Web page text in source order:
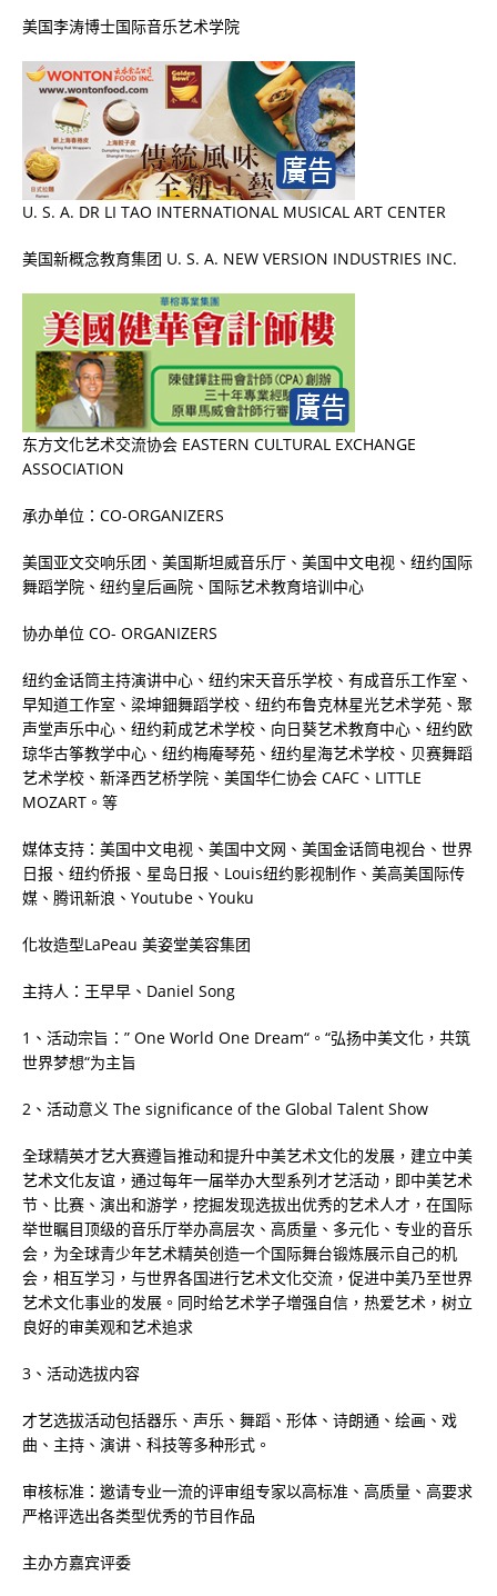
美国李涛博士国际音乐艺术学院
U. S. A. DR LI TAO INTERNATIONAL MUSICAL ART CENTER
美国新概念教育集团 U. S. A. NEW VERSION INDUSTRIES INC.
东方文化艺术交流协会 EASTERN CULTURAL EXCHANGE
ASSOCIATION
承办单位： CO-ORGANIZERS
美国亚文交响乐团、美国斯坦威音乐厅、美国中文电视、纽约国际
舞蹈学院、纽约皇后画院、国际艺术教育培训中心
协办单位 CO- ORGANIZERS
纽约金话筒主持演讲中心、纽约宋天音乐学校、有成音乐工作室、
早知道工作室、梁坤鈿舞蹈学校、纽约布鲁克林星光艺术学苑、聚
声堂声乐中心、纽约莉成艺术学校、向日葵艺术教育中心、纽约欧
琼华古筝教学中心、纽约梅庵琴苑、纽约星海艺术学校、贝赛舞蹈
艺术学校、新泽西艺桥学院、美国华仁协会 CAFC 、 LITTLE
MOZART 。等
媒体支持：美国中文电视、美国中文网、美国金话筒电视台、世界
日报、纽约侨报、星岛日报、 Louis纽约影视制作、美高美国际传
媒、腾讯新浪、 Youtube 、 Youku
化妆造型LaPeau 美姿堂美容集团
主持人：王早早、 Daniel Song
1 、活动宗旨： ” One World One Dream“。“弘扬中美文化，共筑
世界梦想“为主旨
2 、活动意义 The significance of the Global Talent Show
全球精英才艺大赛遵旨推动和提升中美艺术文化的发展，建立中美
艺术文化友谊，通过每年一届举办大型系列才艺活动，即中美艺术
节、比赛、演出和游学，挖掘发现选拔出优秀的艺术人才，在国际
举世瞩目顶级的音乐厅举办高层次、高质量、多元化、专业的音乐
会，为全球青少年艺术精英创造一个国际舞台锻炼展示自己的机
会，相互学习，与世界各国进行艺术文化交流，促进中美乃至世界
艺术文化事业的发展。同时给艺术学子増强自信，热爱艺术，树立
良好的审美观和艺术追求
3 、活动选拔内容
才艺选拔活动包括器乐、声乐、舞蹈、形体、诗朗通、绘画、戏
曲、主持、演讲、科技等多种形式。
审核标准：邀请专业一流的评审组专家以高标准、高质量、高要求
严格评选出各类型优秀的节目作品
主办方嘉宾评委